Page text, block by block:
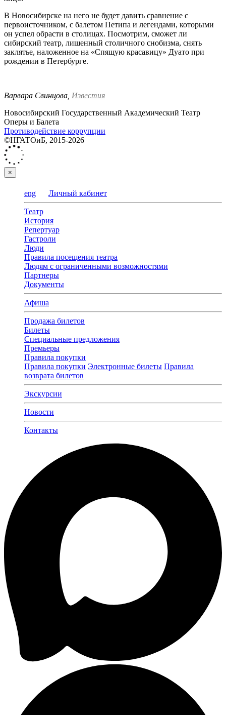
В Новосибирске на него не будет давить сравнение с
первоисточником, с балетом Петипа и легендами, которыми
он успел обрасти в столицах. Посмотрим, сможет ли
сибирский театр, лишенный столичного снобизма, снять
заклятье, наложенное на «Спящую красавицу» Дуато при
рождении в Петербурге.
Варвара Свинцова, Известия
Новосибирский Государственный Академический Театр
Оперы и Балета
Противодействие коррупции
©НГАТОиБ, 2015-2026
×
eng Личный кабинет
Театр
История
Репертуар
Гастроли
Люди
Правила посещения театра
Людям с ограниченными возможностями
Партнеры
Документы
Афиша
Продажа билетов
Билеты
Специальные предложения
Премьеры
Правила покупки
Правила покупки Электронные билеты Правила
возврата билетов
Экскурсии
Новости
Контакты